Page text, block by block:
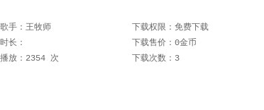
手： 王牧师
下载权限：免费下载
长：
下载售价：0金币
放：2354 次 下载次数：3